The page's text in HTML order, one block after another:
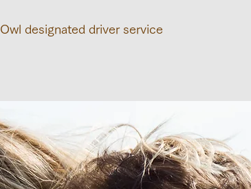
Owl designated driver service